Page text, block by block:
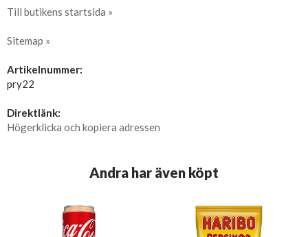
Till butikens startsida »
Sitemap »
Artikelnummer:
pry22
Direktlänk:
Högerklicka och kopiera adressen
Andra har även köpt